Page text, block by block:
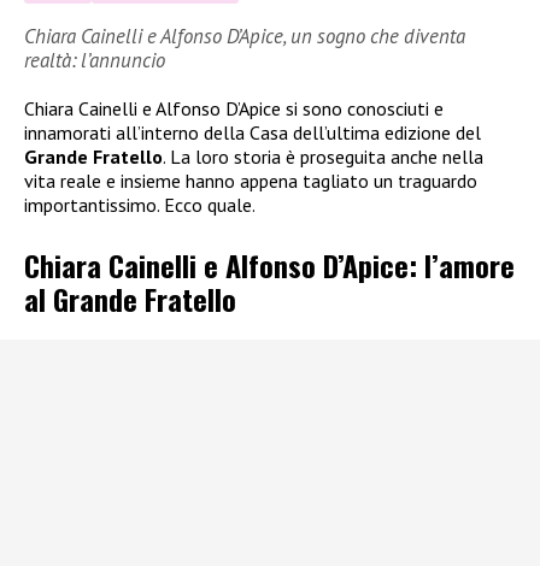
Chiara Cainelli e Alfonso D’Apice, un sogno che diventa
realtà: l’annuncio
Chiara Cainelli e Alfonso D’Apice si sono conosciuti e
innamorati all’interno della Casa dell’ultima edizione del
Grande Fratello. La loro storia è proseguita anche nella
vita reale e insieme hanno appena tagliato un traguardo
importantissimo. Ecco quale.
Chiara Cainelli e Alfonso D’Apice: l’amore
al Grande Fratello